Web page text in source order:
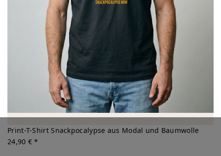
Print-T-Shirt Snackpocalypse aus Modal und Baumwolle
24,90 € *